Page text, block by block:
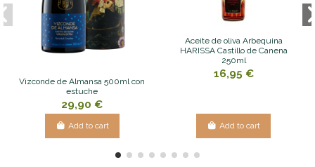
Vizconde de Almansa 500ml con
estuche
29,90 €
Add to cart
Aceite de oliva Arbequina
HARISSA Castillo de Canena
250ml
16,95 €
Add to cart